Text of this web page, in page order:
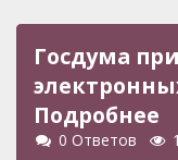
Госдума
Подробнее
0 Ответов